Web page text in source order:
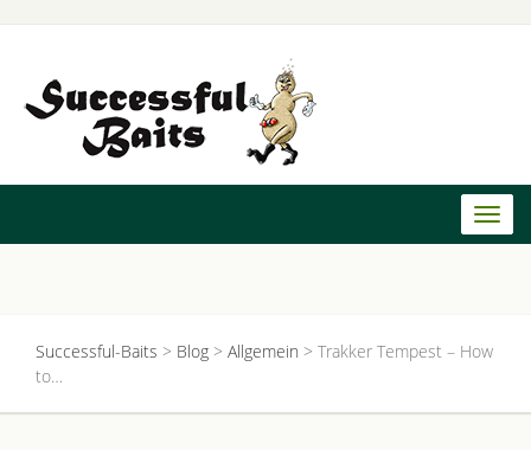
Successful-Baits > Blog > Allgemein > Trakker Tempest – How
to…